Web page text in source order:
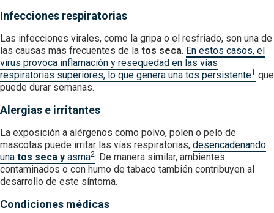
Infecciones respiratorias
Las infecciones virales, como la gripa o el resfriado, son una de
las causas más frecuentes de la tos seca. En estos casos, el
virus provoca inflamación y resequedad en las vías
respiratorias superiores, lo que genera una tos persistente1 que
puede durar semanas.
Alergias e irritantes
La exposición a alérgenos como polvo, polen o pelo de
mascotas puede irritar las vías respiratorias, desencadenando
una tos seca y asma2. De manera similar, ambientes
contaminados o con humo de tabaco también contribuyen al
desarrollo de este síntoma.
Condiciones médicas